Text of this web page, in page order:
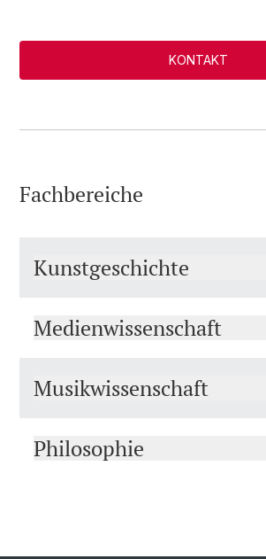
KONTAKT
Fachbereiche
Kunstgeschichte
Medienwissenschaft
Musikwissenschaft
Philosophie